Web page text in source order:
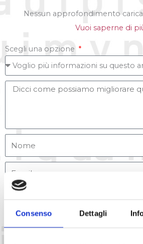
Consenso Dettagli
Nessun approfondimento
Vuoi saperne di
Scegli una opzione
INVIA